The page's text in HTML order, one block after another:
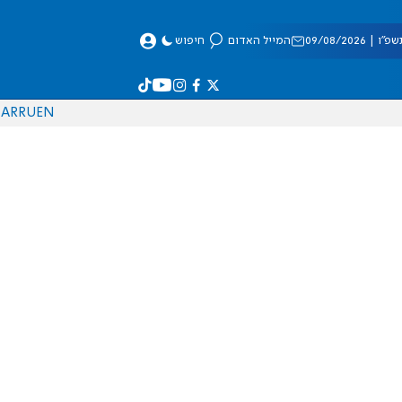
08/2026 המייל האדום חיפוש
EN
RU
AR